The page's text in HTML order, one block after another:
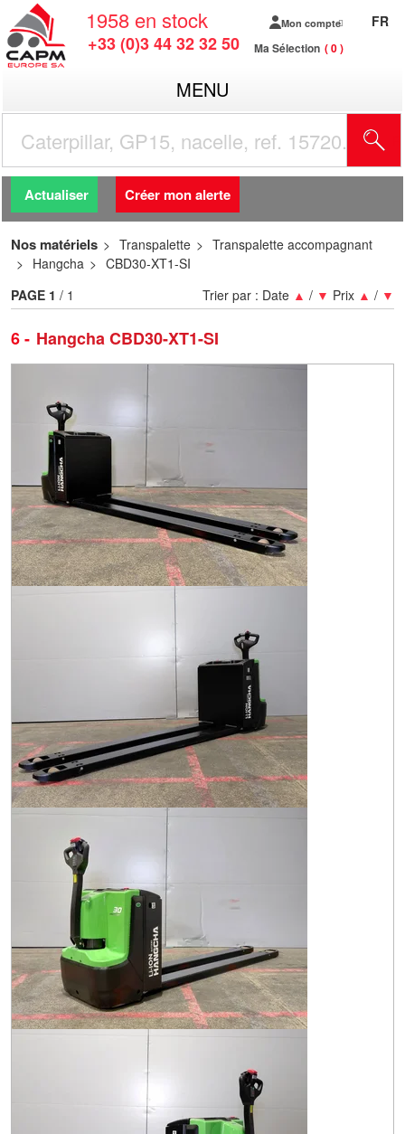
1958 en stock
+33 (0)3 44 32 32 50
Mon compte
Ma Sélection 0
FR
MENU
Actualiser Créer mon alerte
Nos matériels Transpalette
Transpalette accompagnant
Hangcha
CBD30-XT1-SI
6 Hangcha CBD30-XT1-SI
Trier par : Date ▲ / ▼ Prix ▲ / ▼
PAGE 1 / 1